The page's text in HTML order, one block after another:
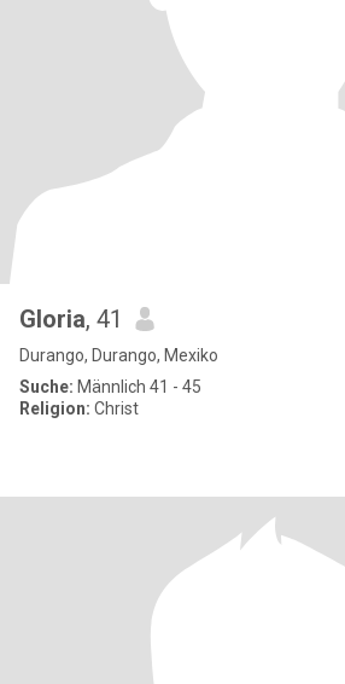
Gloria, 41
Durango, Durango, Mexiko
Suche: Männlich 41 - 45
Religion: Christ